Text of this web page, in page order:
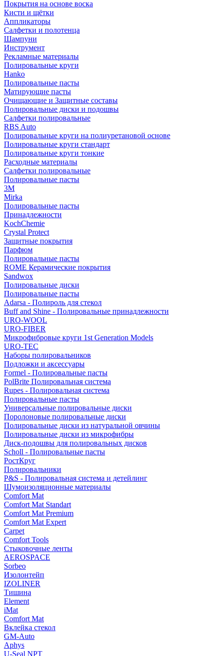
Покрытия на основе воска
Кисти и щётки
Аппликаторы
Салфетки и полотенца
Шампуни
Инструмент
Рекламные материалы
Полировальные круги
Hanko
Полировальные пасты
Матирующие пасты
Очищающие и Защитные составы
Полировальные диски и подошвы
Салфетки полировальные
RBS Auto
Полировальные круги на полиуретановой основе
Полировальные круги стандарт
Полировальные круги тонкие
Расходные материалы
Салфетки полировальные
Полировальные пасты
3М
Mirka
Полировальные пасты
Принадлежности
KochChemie
Crystal Protect
Защитные покрытия
Парфюм
Полировальные пасты
ROME Керамические покрытия
Sandwox
Полировальные диски
Полировальные пасты
Adarsa - Полироль для стекол
Buff and Shine - Полировальные принадлежности
URO-WOOL
URO-FIBER
Микрофибровые круги 1st Generation Models
URO-TEC
Наборы полировальников
Подложки и аксессуары
Formel - Полировальные пасты
PolBrite Полировальная система
Rupes - Полировальная система
Полировальные пасты
Универсальные полировальные диски
Поролоновые полировальные диски
Полировальные диски из натуральной овчины
Полировальные диски из микрофибры
Диск-подошвы для полировальных дисков
Scholl - Полировальные пасты
РостКруг
Полировальники
P&S - Полировальная система и детейлинг
Шумоизоляционные материалы
Comfort Mat
Comfort Mat Standart
Comfort Mat Premium
Comfort Mat Expert
Carpet
Comfort Tools
Стыковочные ленты
AEROSPACE
Sorbeo
Изолонтейп
IZOLINER
Тишина
Element
iMat
Comfort Mat
Вклейка стекол
GM-Auto
Aphys
U-Seal NPT